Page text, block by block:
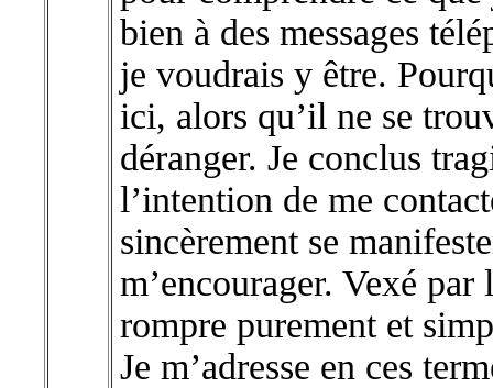
bien à des messages
je voudrais y être.
ici, alors qu’il ne se
déranger. Je conclus
l’intention de me
sincèrement se
m’encourager. Vexé
rompre purement et
Je m’adresse en ces